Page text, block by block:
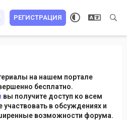
РЕГИСТРАЦИЯ
на нашем портале
бесплатно.
вы получите доступ ко всем
в обсуждениях и
возможности форума.